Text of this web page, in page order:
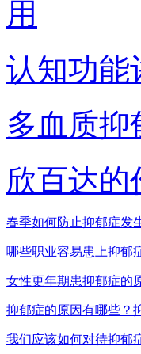
用
认知功能
多血质抑
欣百达的
春季如何防止抑郁症发
哪些职业容易患上抑郁
女性更年期患抑郁症的
抑郁症的原因有哪些？
我们应该如何对待抑郁